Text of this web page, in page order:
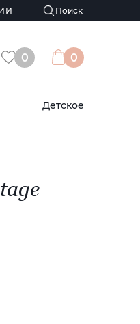
0 0
Детское